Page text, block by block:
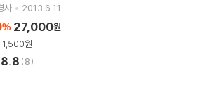
사
2013.6.11.
% 27,000원
1,500원
8.8 (8)